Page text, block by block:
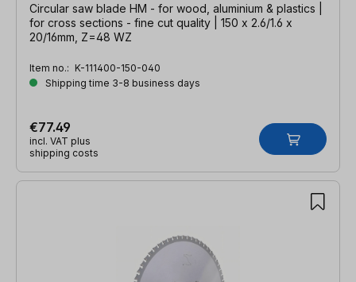
Circular saw blade HM - for wood, aluminium & plastics |
for cross sections - fine cut quality | 150 x 2.6/1.6 x
20/16mm, Z=48 WZ
Item no.: K-111400-150-040
Shipping time 3-8 business days
€77.49
incl. VAT plus
shipping costs